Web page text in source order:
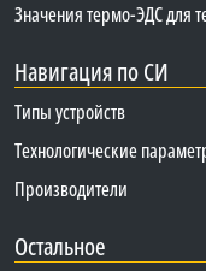
Значения термо-ЭДС для
Навигация по СИ
Типы устройств
Технологические
Производители
Остальное